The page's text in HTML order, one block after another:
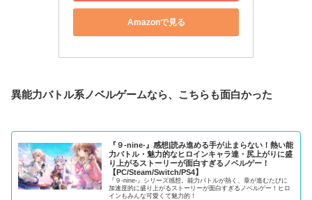
Amazonで見る
異能力バトル系ノベルゲームなら、こちらも面白かった
『９-nine-』感想|読み進める手が止まらない！熱い能
力バトル・魅力的なヒロインキャラ達・尻上がりに盛
り上がるストーリーが面白すぎるノベルゲー！
【PC/Steam/Switch/PS4】
『９-nine-』シリーズ感想。能力バトルが熱く、章が進むたびに
加速度的に盛り上がるストーリーが面白すぎるノベルゲー！ヒロ
インもみんな可愛くて魅力的！